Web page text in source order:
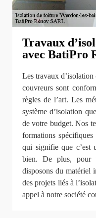
Travaux
avec BatiPro
Les travaux d’isolation
couvreurs sont
règles de l’art. Les
système d’isolation
de votre budget. Nos
formations
qui signifie que c’est
bien. De plus, pour
disposons du matériel
des projets liés à
appel à notre société